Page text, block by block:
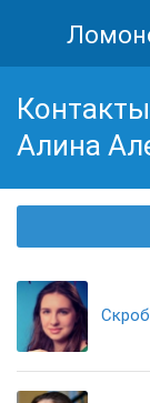
Алина